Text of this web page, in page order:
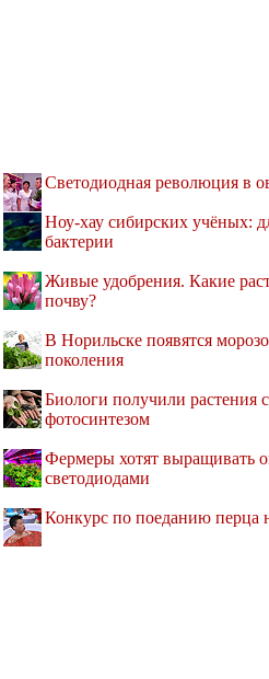
Светодиодная революция в
Ноу-хау сибирских учёных:
бактерии
Живые удобрения. Какие
почву?
В Норильске появятся
поколения
Биологи получили растения
фотосинтезом
Фермеры хотят выращивать
светодиодами
Конкурс по поеданию перца